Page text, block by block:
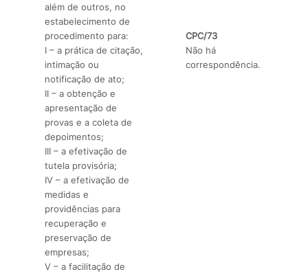
além de outros, no
estabelecimento de
procedimento para:
I – a prática de citação,
intimação ou
notificação de ato;
II – a obtenção e
apresentação de
provas e a coleta de
depoimentos;
III – a efetivação de
tutela provisória;
IV – a efetivação de
medidas e
providências para
recuperação e
preservação de
empresas;
V – a facilitação de
CPC/73
Não há
correspondência.